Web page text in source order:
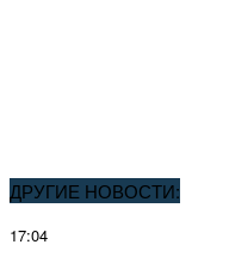
ДРУГИЕ НОВОСТИ:
17:04